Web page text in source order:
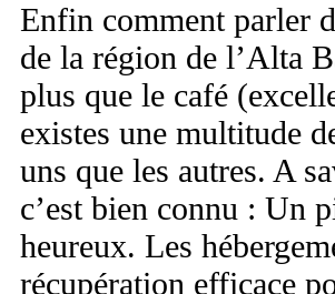
Enfin comment parler
de la région de l’Alta
plus que le café
existes une multitude
uns que les autres. A
c’est bien connu : Un
heureux. Les
récupération efficace